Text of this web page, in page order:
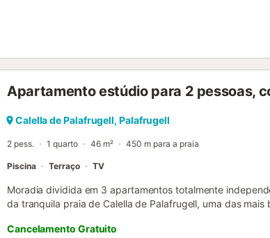
no piso superior e outro no inferior. Para maior conforto
ventiladores e abram as janelas para ventilar o espaço.
permitidos animais de estimação. Não há Wi-Fi nem ar
da casa, limpem o loft e deitem o lixo nos locais
Apartamento estúdio para 2 pessoas,
Calella de Palafrugell, Palafrugell
2 pess. 1 quarto 46 m² 450 m para a praia
Piscina Terraço TV
Moradia dividida em 3 apartamentos totalmente
da tranquila praia de Calella de Palafrugell, uma das
pequeno e simples situado num segundo andar sem
Cancelamento Gratuito